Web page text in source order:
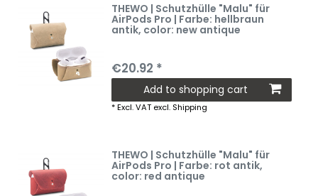
THEWO | Schutzhülle "Malu" für
AirPods Pro | Farbe: hellbraun
antik, color: new antique
€20.92 *
Add to shopping cart
*Excl. VAT excl. Shipping
THEWO | Schutzhülle "Malu" für
AirPods Pro | Farbe: rot antik,
color: red antique